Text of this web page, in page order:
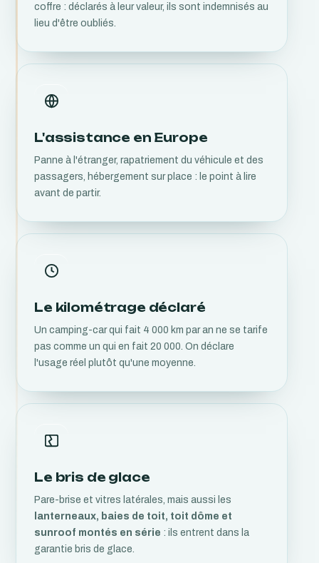
coffre : déclarés à leur valeur, ils sont indemnisés au
lieu d'être oubliés.
L'assistance en Europe
Panne à l'étranger, rapatriement du véhicule et des
passagers, hébergement sur place : le point à lire
avant de partir.
Le kilométrage déclaré
Un camping-car qui fait 4 000 km par an ne se tarife
pas comme un qui en fait 20 000. On déclare
l'usage réel plutôt qu'une moyenne.
Le bris de glace
Pare-brise et vitres latérales, mais aussi les
lanterneaux, baies de toit, toit dôme et
sunroof montés en série : ils entrent dans la
garantie bris de glace.